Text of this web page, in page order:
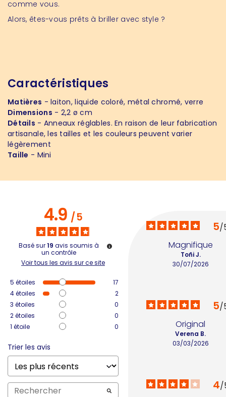
comme vous.
Alors, êtes-vous prêts à briller avec style ?
Caractéristiques
Matières - laiton, liquide coloré, métal chromé, verre
Dimensions - 2,2 ø cm
Détails - Anneaux réglables. En raison de leur fabrication
artisanale, les tailles et les couleurs peuvent varier
légèrement
Taille - Mini
4.9/5
Basé sur19 avis soumis à
un contrôle
Voir tous les avis sur ce site
5 étoiles
17
4étoiles
2
3 étoiles
0
2étoiles
0
1 étoile 0
Trier les avis
5/
Magnifique
30/07/2026
Toñi J.
5/
Original
03/03/2026
Verena B.
4/